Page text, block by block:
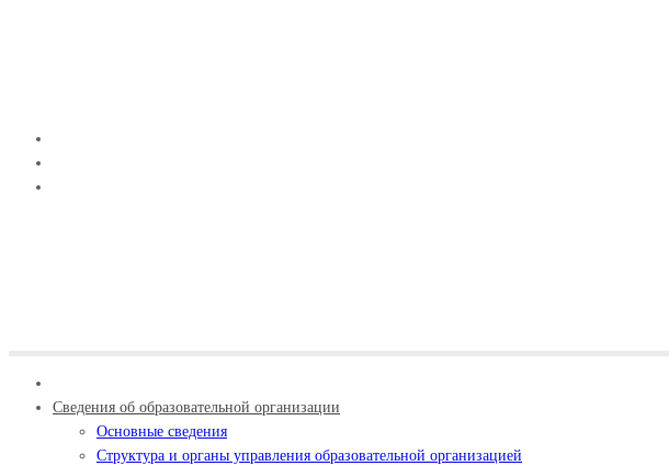
Сведения об образовательной организации
Основные сведения
Структура и органы управления образовательной организацией